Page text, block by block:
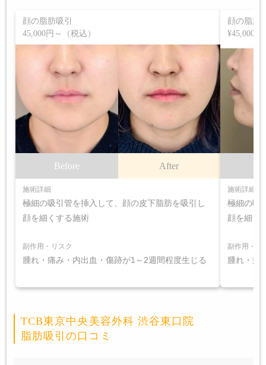
顔の脂肪吸引
45,000円～（税込）
Before After
施術詳細
極細の吸引管を挿入して、顔の皮下脂肪を吸引し
顔を細くする施術
副作用・リスク
腫れ・痛み・内出血・傷跡が1～2週間程度生じる
顔の脂肪
¥45,000～
施術詳細
極細の吸
顔を細く
副作用・リ
腫れ・痛
TCB東京中央美容外科 渋谷東口院
脂肪吸引の口コミ